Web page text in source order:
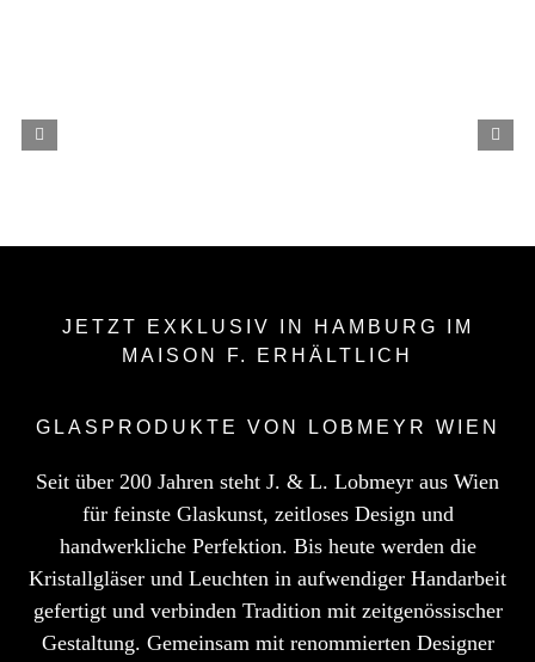
JETZT EXKLUSIV IN HAMBURG IM
MAISON F. ERHÄLTLICH
GLASPRODUKTE VON LOBMEYR WIEN
Seit über 200 Jahren steht J. & L. Lobmeyr aus Wien
für feinste Glaskunst, zeitloses Design und
handwerkliche Perfektion. Bis heute werden die
Kristallgläser und Leuchten in aufwendiger Handarbeit
gefertigt und verbinden Tradition mit zeitgenössischer
Gestaltung. Gemeinsam mit renommierten Designer